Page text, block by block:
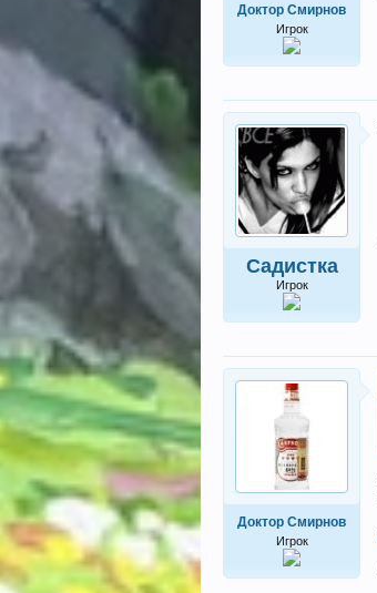
Доктор Смирнов
Игрок
Садистка
Игрок
Доктор Смирнов
Игрок